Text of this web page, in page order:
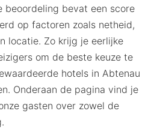
beoordeling bevat een score
op factoren zoals netheid,
locatie. Zo krijg je eerlijke
om de beste keuze te
hotels in Abtenau
Onderaan de pagina vind je
gasten over zowel de